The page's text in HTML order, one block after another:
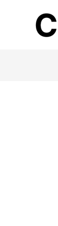
überspringen